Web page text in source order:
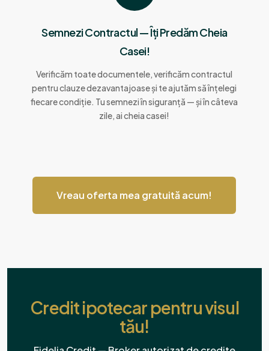
Semnezi Contractul — Îți Predăm Cheia
Casei!
Verificăm toate documentele, verificăm contractul
pentru clauze dezavantajoase și te ajutăm să înțelegi
fiecare condiție. Tu semnezi în siguranță — și în câteva
zile, ai cheia casei!
Vreau oferta mea gratuită acum!
Credit ipotecar pentru visul
tău!